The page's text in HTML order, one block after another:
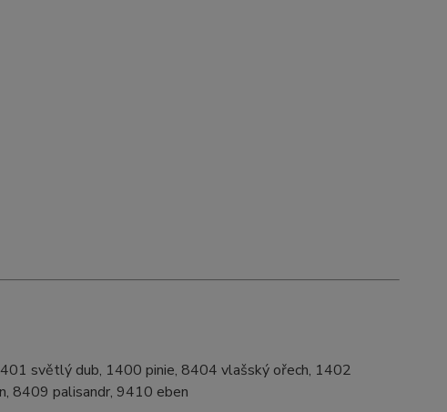
světlý dub, 1400 pinie, 8404 vlašský ořech, 1402
8409 palisandr, 9410 eben